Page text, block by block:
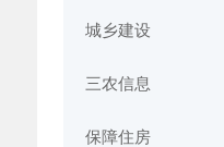
城乡建设
三农信息
保障住房